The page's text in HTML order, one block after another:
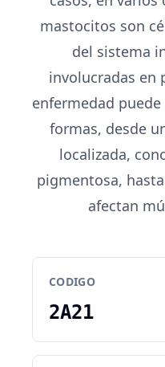
mastocitos son
del sistema
involucradas en
enfermedad
formas, desde
localizada,
pigmentosa,
afectan
CODIGO
2A21